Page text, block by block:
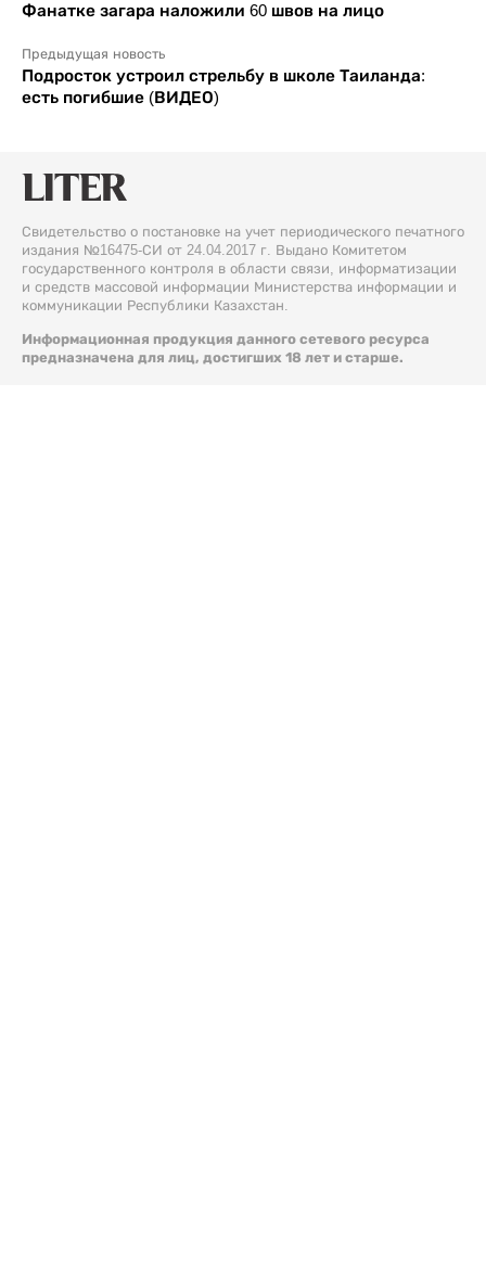
Фанатке загара наложили 60 швов на лицо
Предыдущая новость
Подросток устроил стрельбу в школе Таиланда:
есть погибшие (ВИДЕО)
Свидетельство о постановке на учет периодического печатного
издания №16475-СИ от 24.04.2017 г. Выдано Комитетом
государственного контроля в области связи, информатизации
и средств массовой информации Министерства информации и
коммуникации Республики Казахстан.
Информационная продукция данного сетевого ресурса
предназначена для лиц, достигших 18 лет и старше.